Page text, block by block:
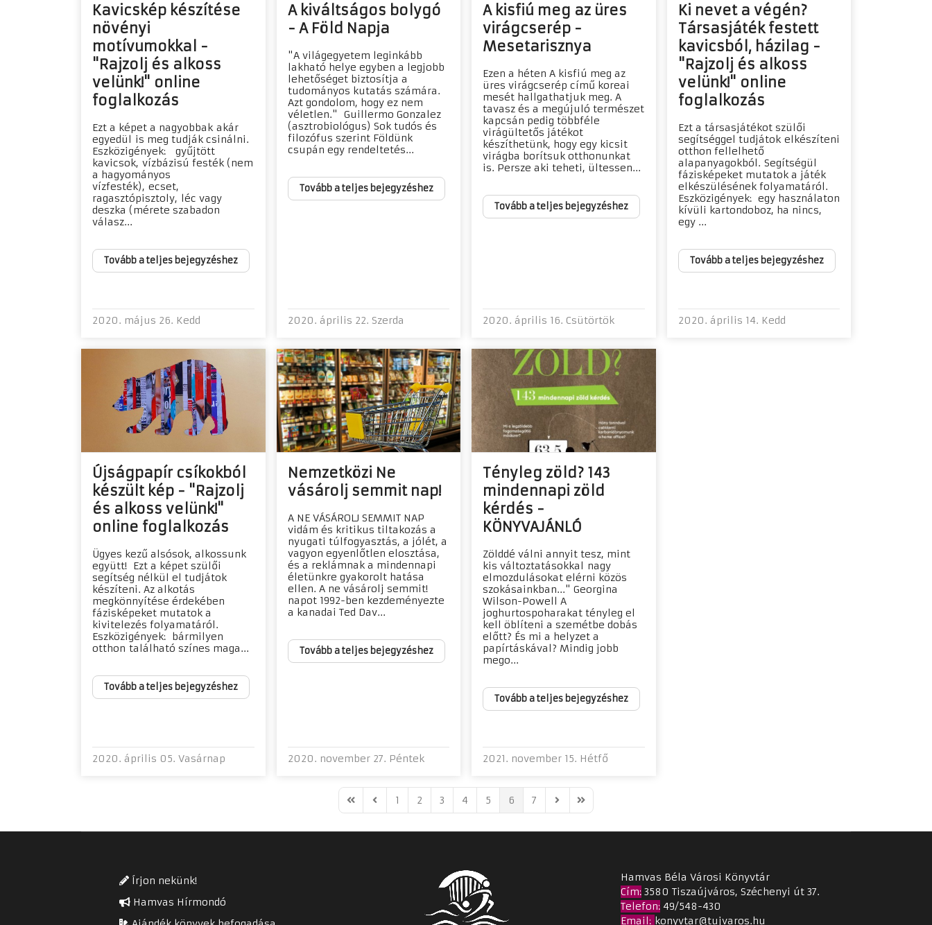
Kavicskép készítése
növényi
motívumokkal -
"Rajzolj és alkoss
velünk!" online
foglalkozás
Ezt a képet a nagyobbak akár
egyedül is meg tudják csinálni.
Eszközigények: gyűjtött
kavicsok, vízbázisú festék (nem
a hagyományos
vízfesték), ecset,
ragasztópisztoly, léc vagy
deszka (mérete szabadon
válasz...
Tovább a teljes bejegyzéshez
2020. május 26. Kedd
A kiváltságos bolygó
- A Föld Napja
"A világegyetem leginkább
lakható helye egyben a legjobb
lehetőséget biztosítja a
tudományos kutatás számára.
Azt gondolom, hogy ez nem
véletlen." Guillermo Gonzalez
(asztrobiológus) Sok tudós és
filozófus szerint Földünk
csupán egy rendeltetés...
Tovább a teljes bejegyzéshez
2020. április 22. Szerda
A kisfiú meg az üres
virágcserép -
Mesetarisznya
Ezen a héten A kisfiú meg az
üres virágcserép című koreai
mesét hallgathatjuk meg. A
tavasz és a megújuló természet
kapcsán pedig többféle
virágültetős játékot
készíthetünk, hogy egy kicsit
virágba borítsuk otthonunkat
is. Persze aki teheti, ültessen...
Tovább a teljes bejegyzéshez
2020. április 16. Csütörtök
Ki nevet a végén?
Társasjáték festett
kavicsból, házilag -
"Rajzolj és alkoss
velünk!" online
foglalkozás
Ezt a társasjátékot szülői
segítséggel tudjátok elkészíteni
otthon fellelhető
alapanyagokból. Segítségül
fázisképeket mutatok a játék
elkészülésének folyamatáról.
Eszközigények: egy használaton
kívüli kartondoboz, ha nincs,
egy ...
Tovább a teljes bejegyzéshez
2020. április 14. Kedd
Újságpapír csíkokból
készült kép - "Rajzolj
és alkoss velünk!"
online foglalkozás
Ügyes kezű alsósok, alkossunk
együtt! Ezt a képet szülői
segítség nélkül el tudjátok
készíteni. Az alkotás
megkönnyítése érdekében
fázisképeket mutatok a
kivitelezés folyamatáról.
Eszközigények: bármilyen
otthon található színes maga...
Tovább a teljes bejegyzéshez
2020. április 05. Vasárnap
Nemzetközi Ne
vásárolj semmit nap!
A NE VÁSÁROLJ SEMMIT NAP
vidám és kritikus tiltakozás a
nyugati túlfogyasztás, a jólét, a
vagyon egyenlőtlen elosztása,
és a reklámnak a mindennapi
életünkre gyakorolt hatása
ellen. A ne vásárolj semmit!
napot 1992-ben kezdeményezte
a kanadai Ted Dav...
Tovább a teljes bejegyzéshez
2020. november 27. Péntek
Tényleg zöld? 143
mindennapi zöld
kérdés -
KÖNYVAJÁNLÓ
Zölddé válni annyit tesz, mint
kis változtatásokkal nagy
elmozdulásokat elérni közös
szokásainkban..." Georgina
Wilson-Powell A
joghurtospoharakat tényleg el
kell öblíteni a szemétbe dobás
előtt? És mi a helyzet a
papírtáskával? Mindig jobb
mego...
Tovább a teljes bejegyzéshez
2021. november 15. Hétfő
First PagePrevious Page
1 2 3 4 5 6 7 Next PageLast Page
Írjon nekünk!
Hamvas Hírmondó
Hamvas Béla Városi Könyvtár
Cím:3580 Tiszaújváros, Széchenyi út 37.
Telefon:49/548-430
Email: konyvtar@tujvaros.hu